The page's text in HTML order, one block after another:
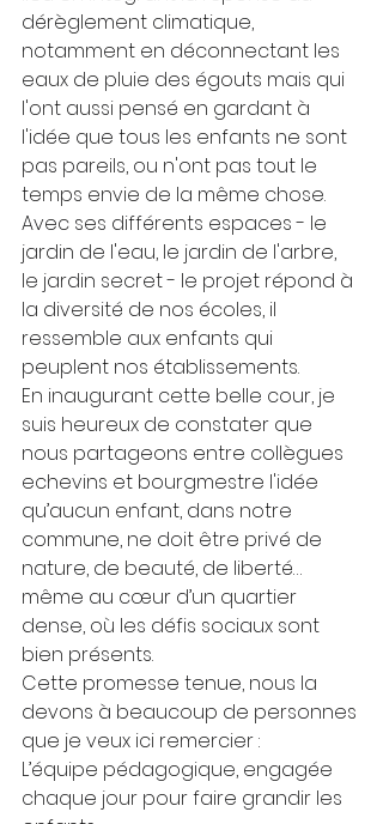
dérèglement climatique,
notamment en déconnectant les
eaux de pluie des égouts mais qui
l'ont aussi pensé en gardant à
l'idée que tous les enfants ne sont
pas pareils, ou n'ont pas tout le
temps envie de la même chose.
Avec ses différents espaces - le
jardin de l'eau, le jardin de l'arbre,
le jardin secret - le projet répond à
la diversité de nos écoles, il
ressemble aux enfants qui
peuplent nos établissements.
En inaugurant cette belle cour, je
suis heureux de constater que
nous partageons entre collègues
echevins et bourgmestre l'idée
qu’aucun enfant, dans notre
commune, ne doit être privé de
nature, de beauté, de liberté…
même au cœur d’un quartier
dense, où les défis sociaux sont
bien présents.
Cette promesse tenue, nous la
devons à beaucoup de personnes
que je veux ici remercier :
L’équipe pédagogique, engagée
chaque jour pour faire grandir les